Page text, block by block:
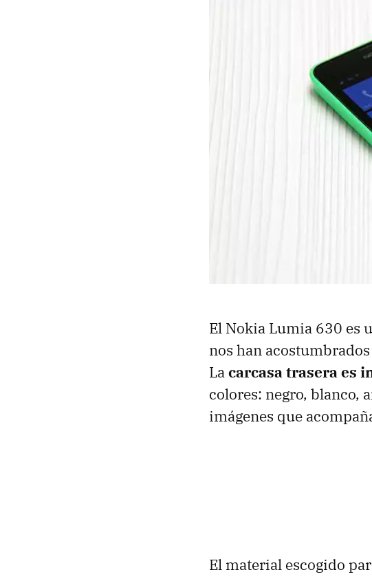
El Nokia Lumia 630 es
nos han
Lacarcasa trasera es
colores: negro, blanco,
imágenes que
El material escogido